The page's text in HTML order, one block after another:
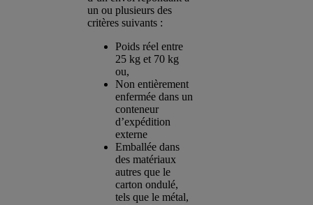
un ou plusieurs des
critères suivants :
Poids réel entre
25 kg et 70 kg
ou,
Non entièrement
enfermée dans un
conteneur
d’expédition
externe
Emballée dans
des matériaux
autres que le
carton ondulé,
tels que le métal,